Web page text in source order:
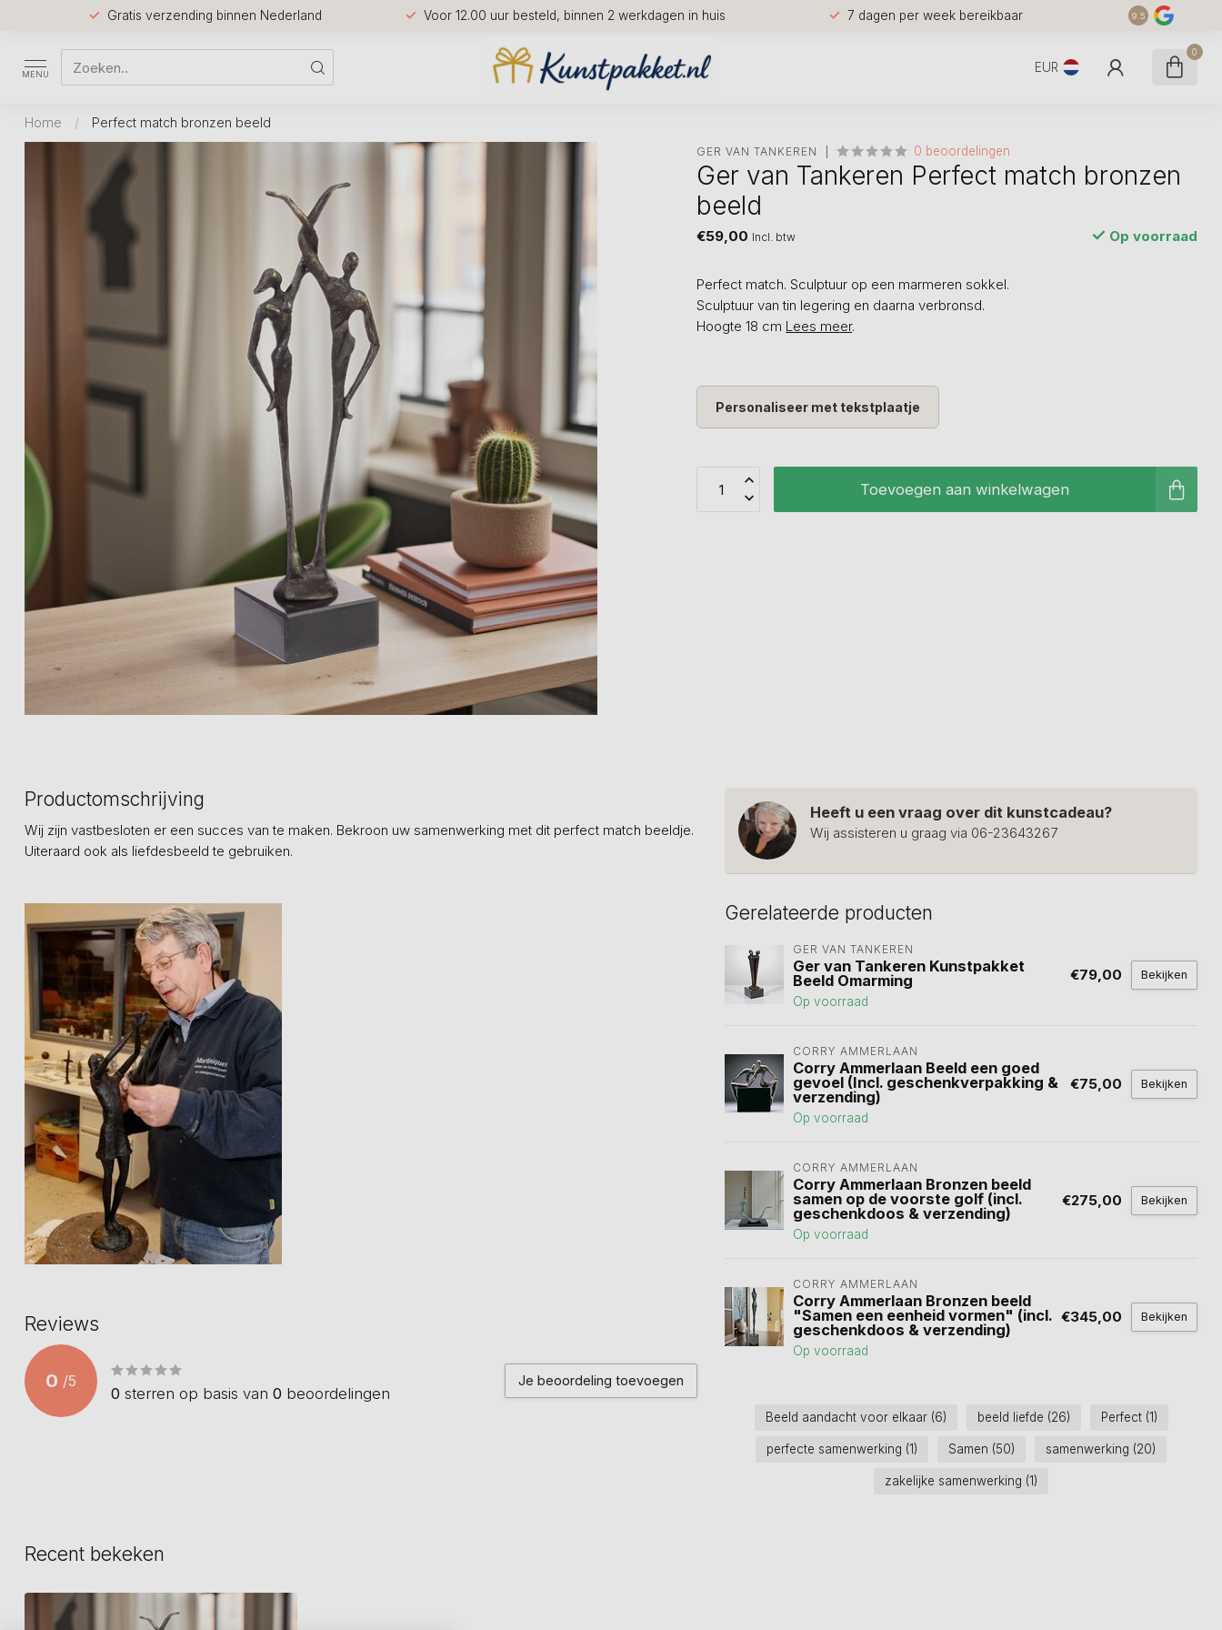
Gratis verzending binnen Nederland Voor 12.00 uur besteld, binnen 2 werkdagen in huis 7 dagen per week bereikbaar 9.5
MENU EUR
0
Home / Perfect match bronzen beeld
GER VAN TANKEREN 0 beoordelingen
Ger van Tankeren Perfect match bronzen
beeld
€59,00 Incl. btw Op voorraad
Perfect match. Sculptuur op een marmeren sokkel.
Sculptuur van tin legering en daarna verbronsd.
Hoogte 18 cm Lees meer.
Personaliseer met tekstplaatje
Toevoegen aan winkelwagen
Productomschrijving
Wij zijn vastbesloten er een succes van te maken. Bekroon uw samenwerking met dit perfect match beeldje.
Uiteraard ook als liefdesbeeld te gebruiken.
Reviews
0 /5
0 sterren op basis van 0 beoordelingen
Je beoordeling toevoegen
Heeft u een vraag over dit kunstcadeau?
Wij assisteren u graag via 06-23643267
Gerelateerde producten
GER VAN TANKEREN
Ger van Tankeren Kunstpakket
Beeld Omarming
Op voorraad
€79,00 Bekijken
CORRY AMMERLAAN
Corry Ammerlaan Beeld een goed
gevoel (Incl. geschenkverpakking &
verzending)
Op voorraad
€75,00 Bekijken
CORRY AMMERLAAN
Corry Ammerlaan Bronzen beeld
samen op de voorste golf (incl.
geschenkdoos & verzending)
Op voorraad
€275,00 Bekijken
CORRY AMMERLAAN
Corry Ammerlaan Bronzen beeld
"Samen een eenheid vormen" (incl.
geschenkdoos & verzending)
Op voorraad
€345,00 Bekijken
Beeld aandacht voor elkaar (6) beeld liefde (26) Perfect (1)
perfecte samenwerking (1) Samen (50) samenwerking (20)
zakelijke samenwerking (1)
Recent bekeken